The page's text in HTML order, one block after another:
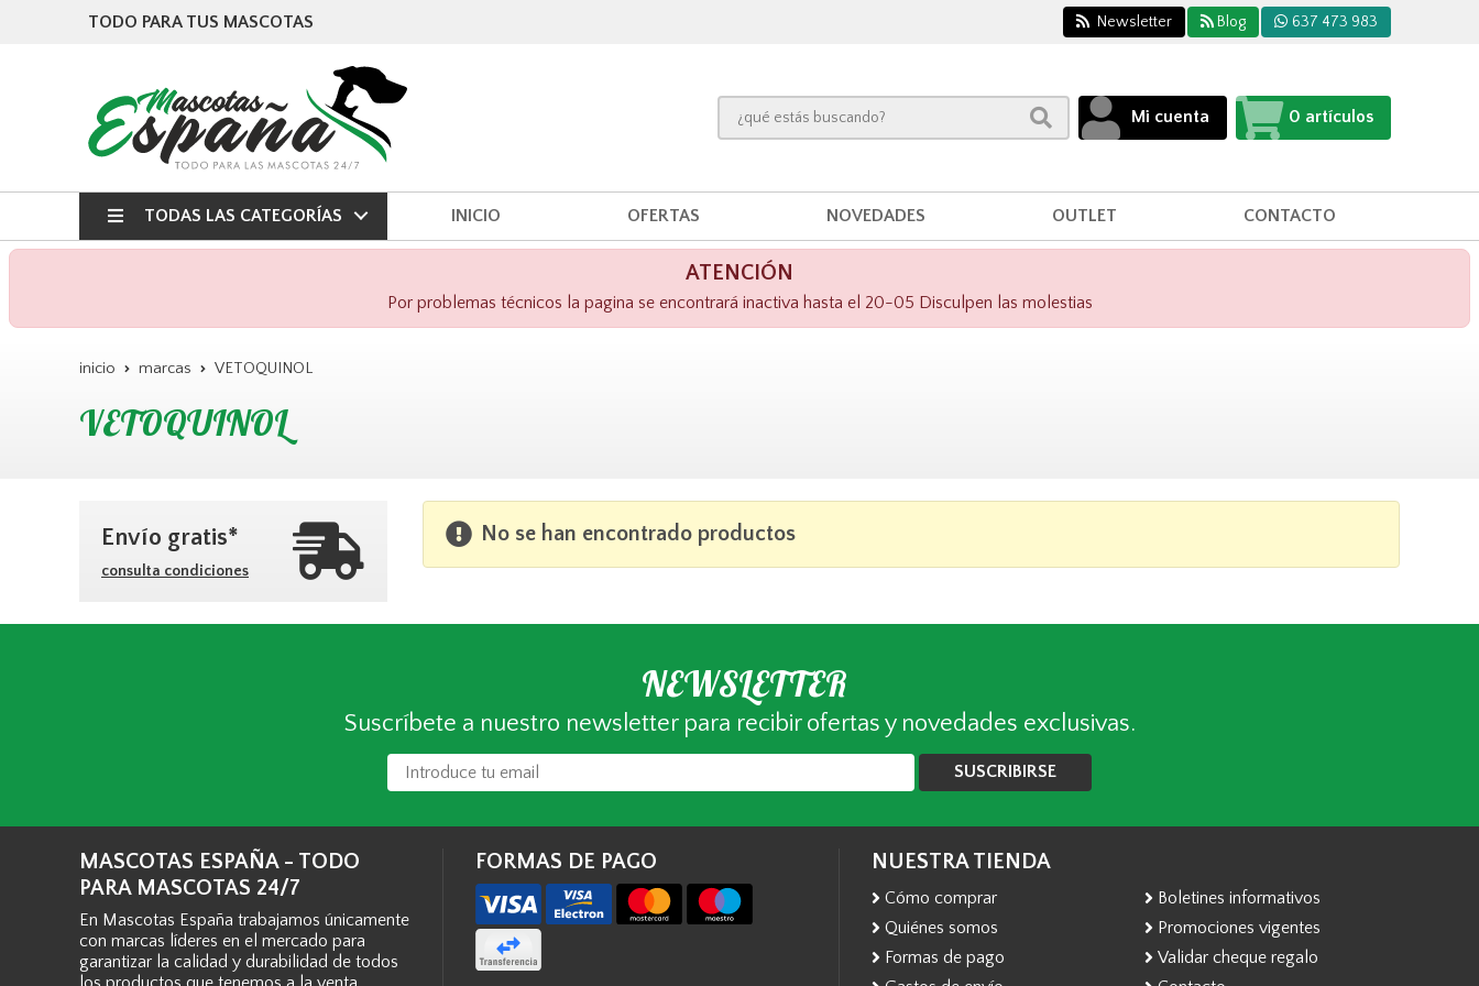
TODO PARA TUS MASCOTAS Newsletter Blog 637 473 983
Mi cuenta 0 artículos
TODAS LAS CATEGORÍAS INICIO OFERTAS NOVEDADES OUTLET CONTACTO
ATENCIÓN
Por problemas técnicos la pagina se encontrará inactiva hasta el 20-05 Disculpen las molestias
inicio marcas VETOQUINOL
VETOQUINOL
No se han encontrado productos
Envío gratis*
consulta condiciones
NEWSLETTER
Suscríbete a nuestro newsletter para recibir ofertas y novedades exclusivas.
SUSCRIBIRSE
MASCOTAS ESPAÑA - TODO
PARA MASCOTAS 24/7
En Mascotas España trabajamos únicamente
con marcas líderes en el mercado para
garantizar la calidad y durabilidad de todos
FORMAS DE PAGO NUESTRA TIENDA
Cómo comprar
Quiénes somos
Formas de pago
Boletines informativos
Promociones vigentes
Validar cheque regalo